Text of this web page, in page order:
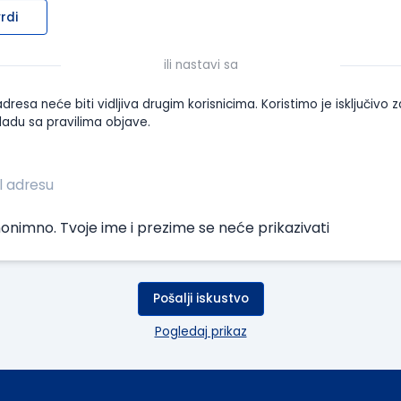
ili nastavi sa
neće biti vidljiva drugim korisnicima. Koristimo je isključivo
sa pravilima objave.
Tvoje ime i prezime se neće prikazivati
Pošalji iskustvo
Pogledaj prikaz